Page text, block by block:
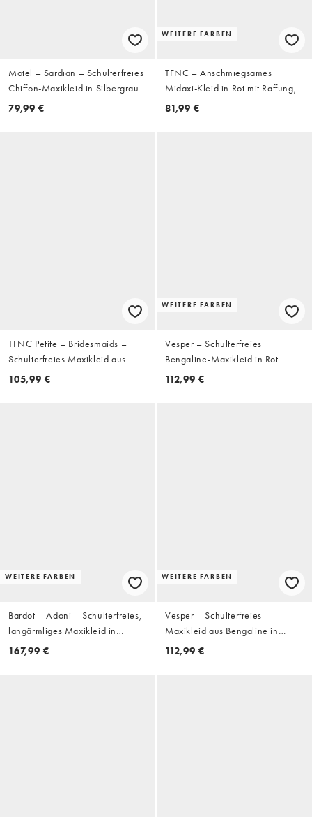
Motel – Sardian – Schulterfreies
Chiffon-Maxikleid in Silbergrau
mit Polka-Dots
79,99 €
WEITERE FARBEN
TFNC – Anschmiegsames
Midaxi-Kleid in Rot mit Raffung,
abfallender Schulterpartie und
81,99 €
TFNC Petite – Bridesmaids –
Schulterfreies Maxikleid aus
Satin in zartem Goldton
105,99 €
WEITERE FARBEN
Vesper – Schulterfreies
Bengaline-Maxikleid in Rot
112,99 €
WEITERE FARBEN
Bardot – Adoni – Schulterfreies,
langärmliges Maxikleid in
beflocktem Rot
167,99 €
WEITERE FARBEN
Vesper – Schulterfreies
Maxikleid aus Bengaline in
Tannengrün
112,99 €